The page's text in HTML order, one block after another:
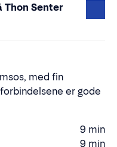
Thon Senter
med fin
er gode
9 min
Gåtid
9 min